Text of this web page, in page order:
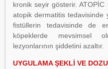
kronik seyir gösterir.
atopik dermatitis tedavisinde
fistüllerin tedavisinde de
köpeklerde mevsimsel
lezyonlarının şiddetini azaltır.
UYGULAMA ŞEKLİ VE DOZU